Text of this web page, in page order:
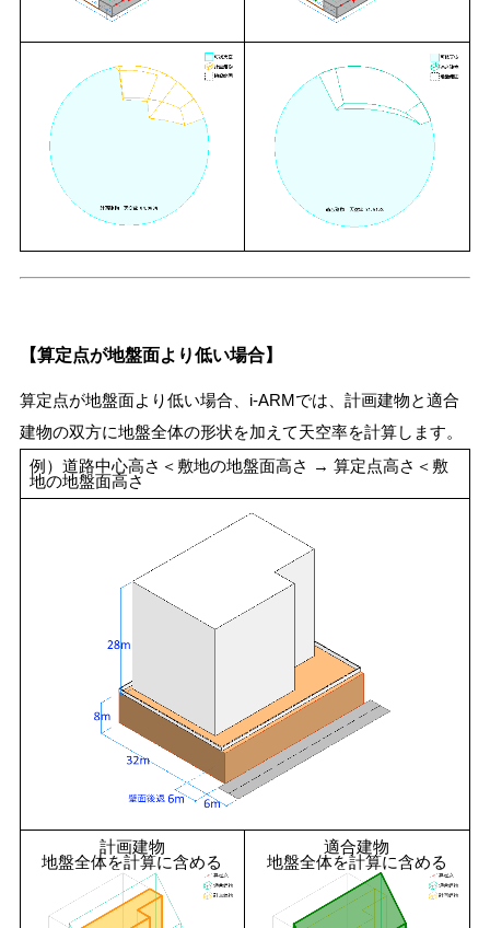
【算定点が地盤面より低い場合】
算定点が地盤面より低い場合、i-ARMでは、計画建物と適合
建物の双方に地盤全体の形状を加えて天空率を計算します。
例）道路中心高さ＜敷地の地盤面高さ → 算定点高さ＜敷
地の地盤面高さ
計画建物
地盤全体を計算に含める
適合建物
地盤全体を計算に含める